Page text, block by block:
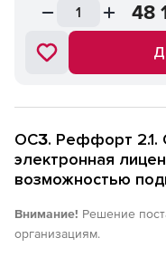
48
ОСӠ. Реффорт 2.1.
электронная
возможностью
Внимание! Решение
организациям.